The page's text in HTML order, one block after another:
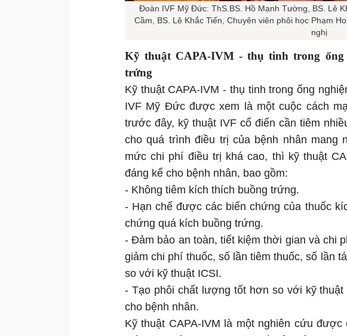
Đoàn IVF Mỹ Đức: ThS.BS. Hồ Mạnh Tường, BS. Lê
Cầm, BS. Lê Khắc Tiến, Chuyên viên phôi học Phạm
nghị
Kỹ thuật CAPA-IVM - thụ tinh trong ống
trứng
Kỹ thuật CAPA-IVM - thụ tinh trong ống
IVF Mỹ Đức được xem là một cuộc cách
trước đây, kỹ thuật IVF cổ điển cần tiêm
cho quá trình điều trị của bệnh nhân mang
mức chi phí điều trị khá cao, thì kỹ thuật
đáng kể cho bệnh nhân, bao gồm:
- Không tiêm kích thích buồng trứng.
- Hạn chế được các biến chứng của thuốc
chứng quá kích buồng trứng.
- Đảm bảo an toàn, tiết kiệm thời gian và chi
giảm chi phí thuốc, số lần tiêm thuốc, số lần
so với kỹ thuật ICSI.
- Tạo phôi chất lượng tốt hơn so với kỹ
cho bệnh nhân.
Kỹ thuật CAPA-IVM là một nghiên cứu